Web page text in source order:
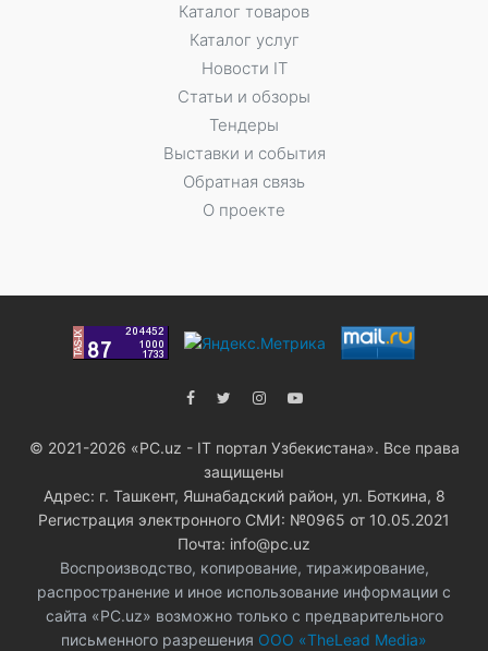
Каталог товаров
Каталог услуг
Новости IT
Статьи и обзоры
Тендеры
Выставки и события
Обратная связь
О проекте
© 2021-2026 «PC.uz - IT портал Узбекистана». Все права
защищены
Адрес: г. Ташкент, Яшнабадский район, ул. Боткина, 8
Регистрация электронного СМИ: №0965 от 10.05.2021
Почта: info@pc.uz
Воспроизводство, копирование, тиражирование,
распространение и иное использование информации с
сайта «PC.uz» возможно только с предварительного
письменного разрешения ООО «TheLead Media»